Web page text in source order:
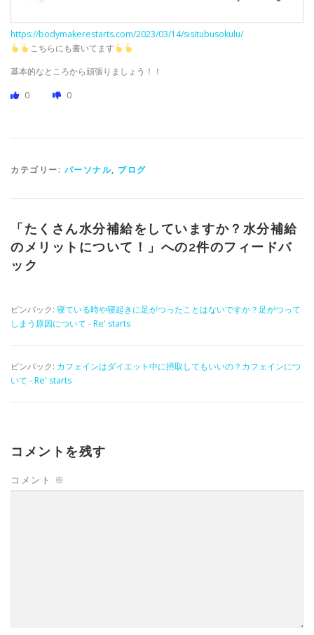
https://bodymakerestarts.com/2023/03/14/sisitubusokulu/
こちらにも書いてます
基本的なところから頑張りましょう！！
0
0
カテゴリー: パーソナル, ブログ
「たくさん水分補給をしていますか？水分補給
のメリットについて！
」への2件のフィードバ
ック
ピンバック: 寝ている時や寝起きに足がつったことはないですか？足がつって
しまう原因について - Re' starts
ピンバック: カフェインはダイエット中に摂取してもいいの？カフェインにつ
いて - Re' starts
コメントを残す
コメント ※